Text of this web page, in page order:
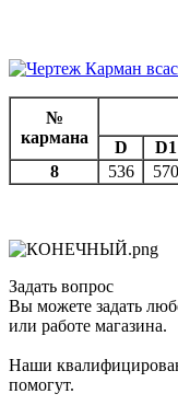
№
кармана
D
D1
8
536 570
Задать вопрос
Вы можете задать
или работе магазина.
Наши
помогут.